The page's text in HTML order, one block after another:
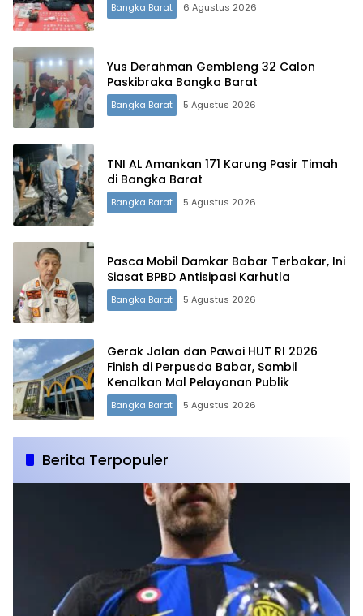
Bangka Barat 6 Agustus 2026
Yus Derahman Gembleng 32 Calon
Paskibraka Bangka Barat
Bangka Barat 5 Agustus 2026
TNI AL Amankan 171 Karung Pasir Timah
di Bangka Barat
Bangka Barat 5 Agustus 2026
Pasca Mobil Damkar Babar Terbakar, Ini
Siasat BPBD Antisipasi Karhutla
Bangka Barat 5 Agustus 2026
Gerak Jalan dan Pawai HUT RI 2026
Finish di Perpusda Babar, Sambil
Kenalkan Mal Pelayanan Publik
Bangka Barat 5 Agustus 2026
Berita Terpopuler